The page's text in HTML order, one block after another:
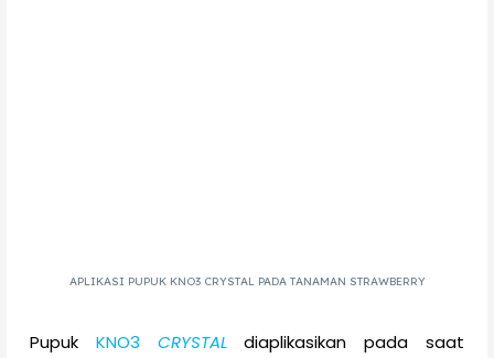
APLIKASI PUPUK KNO3 CRYSTAL PADA TANAMAN STRAWBERRY
Pupuk KNO3 CRYSTAL
diaplikasikan pada saat